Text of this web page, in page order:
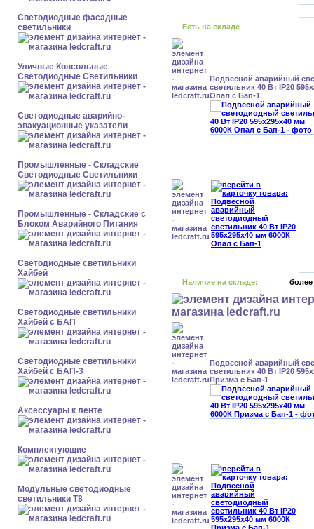
Светодиодные фасадные
светильники
Уличные Консольные
Светодиодные Светильники
Светодиодные аварийно-
эвакуационные указатели
Промышленные - Складские
Светодиодные Светильники
Промышленные - Складские с
Блоком Аварийного Питания
Светодиодные светильники
Хайбей
Светодиодные светильники
Хайбей с БАП
Светодиодные светильники
Хайбей с БАП-3
Аксессуары к ленте
Комплектующие
Модульные светодиодные
светильники Т8
Есть на складе
Подвесной аварийный
светильник 40 Вт IP20
Опал с Бап-1
Наличие на складе: более
Подвесной аварийный
светильник 40 Вт IP20
Призма с Бап-1